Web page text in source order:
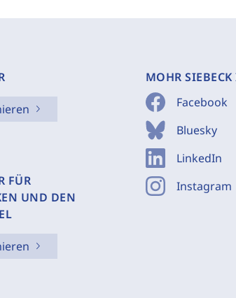
FÜR
UND DEN
MOHR
Facebook
Bluesky
LinkedIn
Instagram